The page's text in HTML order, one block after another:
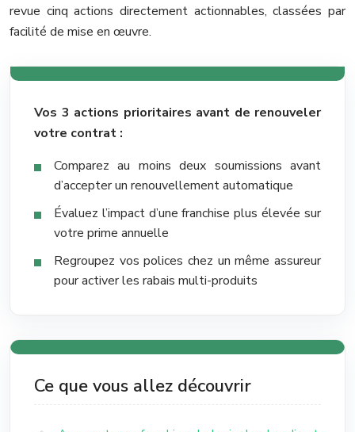
revue cinq actions directement actionnables, classées par
facilité de mise en œuvre.
Vos 3 actions prioritaires avant de renouveler
votre contrat :
Comparez au moins deux soumissions avant
d’accepter un renouvellement automatique
Évaluez l’impact d’une franchise plus élevée sur
votre prime annuelle
Regroupez vos polices chez un même assureur
pour activer les rabais multi-produits
Ce que vous allez découvrir